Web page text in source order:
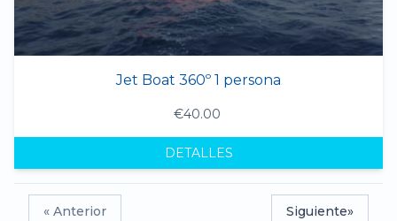
Jet Boat 360º 1 persona
€40.00
DETALLES
« Anterior Siguiente»